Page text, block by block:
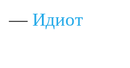
— Идиот